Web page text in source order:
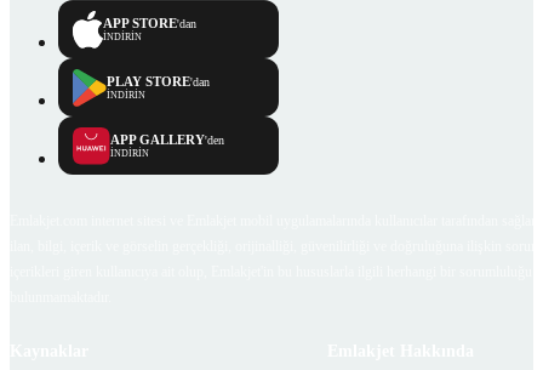
APP STORE'dan
İNDİRİN
PLAY STORE'dan
İNDİRİN
APP GALLERY'den
İNDİRİN